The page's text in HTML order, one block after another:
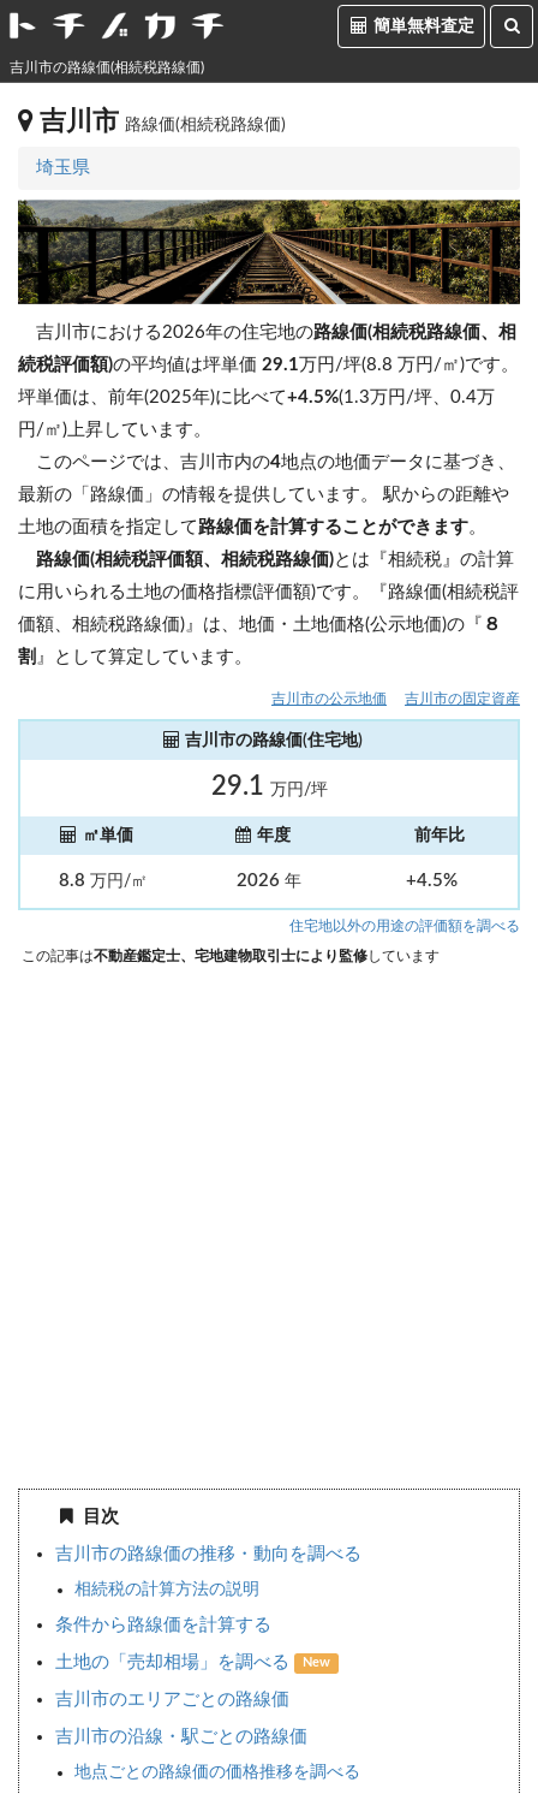
簡単無料査定
吉川市の路線価(相続税路線価)
吉川市 路線価(相続税路線価)
埼玉県
吉川市における2026年の住宅地の路線価(相続税路線価、相
続税評価額)の平均値は坪単価 29.1万円/坪(8.8 万円/㎡)です。
坪単価は、前年(2025年)に比べて+4.5%(1.3万円/坪、0.4万
円/㎡)上昇しています。
このページでは、吉川市内の4地点の地価データに基づき、
最新の「路線価」の情報を提供しています。 駅からの距離や
土地の面積を指定して 路線価を計算することができます。
路線価(相続税評価額、相続税路線価)とは『相続税』の計算
に用いられる土地の価格指標(評価額)です。『路線価(相続税評
価額、相続税路線価)』は、地価・土地価格(公示地価)の『 ８
割 』として算定しています。
吉川市の公示地価 吉川市の固定資産
吉川市の路線価(住宅地)
29.1 万円/坪
㎡単価 年度 前年比
8.8 万円/㎡ 2026 年 +4.5%
住宅地以外の用途の評価額を調べる
この記事は不動産鑑定士、宅地建物取引士により監修しています
目次
吉川市の路線価の推移・動向を調べる
相続税の計算方法の説明
条件から路線価を計算する
土地の「売却相場」を調べる New
吉川市のエリアごとの路線価
吉川市の沿線・駅ごとの路線価
地点ごとの路線価の価格推移を調べる